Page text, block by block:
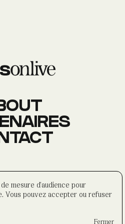
Partenaires
de confidentialité
légales
mesure d'audience pour
Vous pouvez accepter ou refuser
Fermer